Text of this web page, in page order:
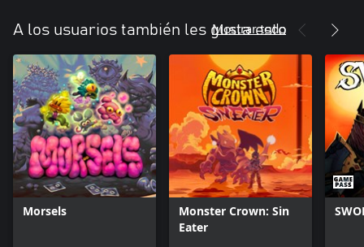
A los usuarios también les gusta esto
Mostrar todo
Morsels
Monster Crown: Sin
Eater